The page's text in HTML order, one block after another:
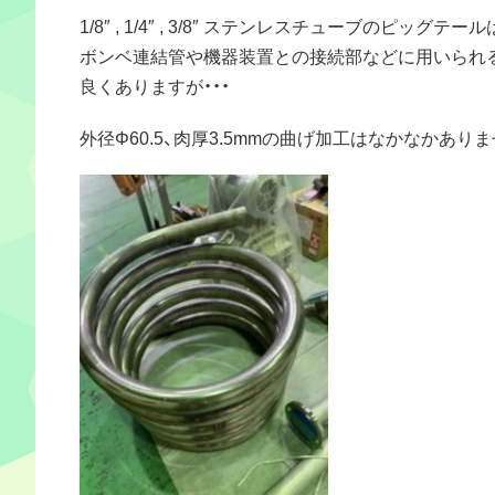
1/8″ , 1/4″ , 3/8″ ステンレスチューブのピッグテール
ボンベ連結管や機器装置との接続部などに用いられ
良くありますが・・・
外径Φ60.5、肉厚3.5mmの曲げ加工はなかなかありま